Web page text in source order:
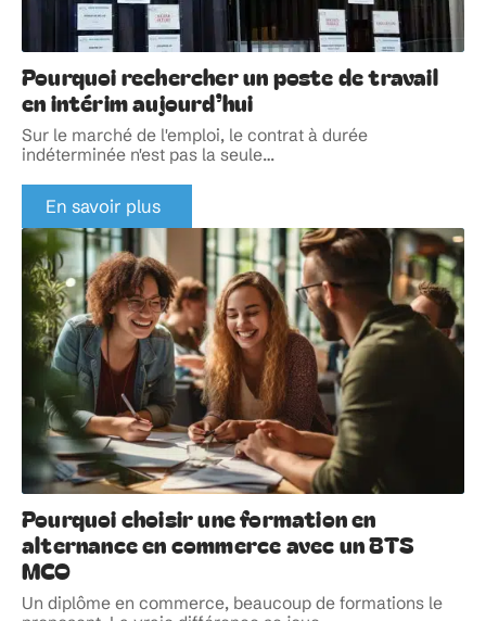
Pourquoi rechercher un poste de travail
en intérim aujourd’hui
Sur le marché de l'emploi, le contrat à durée
indéterminée n'est pas la seule…
En savoir plus
Pourquoi choisir une formation en
alternance en commerce avec un BTS
MCO
Un diplôme en commerce, beaucoup de formations le